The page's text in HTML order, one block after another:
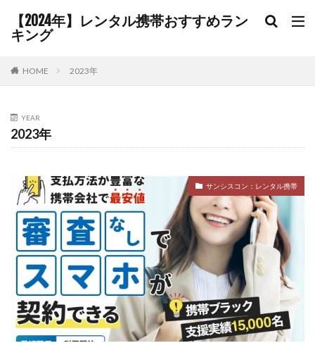
【2024年】レンタル携帯おすすめラン
キング
HOME 2023年
YEAR
2023年
サンシスコン：レンタル携帯